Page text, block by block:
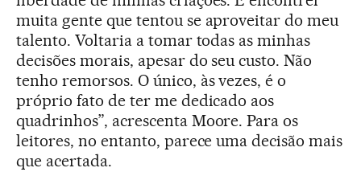
muita gente que tentou se aproveitar do meu
talento. Voltaria a tomar todas as minhas
decisões morais, apesar do seu custo. Não
tenho remorsos. O único, às vezes, é o
próprio fato de ter me dedicado aos
quadrinhos”, acrescenta Moore. Para os
leitores, no entanto, parece uma decisão mais
que acertada.